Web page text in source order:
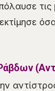
τις